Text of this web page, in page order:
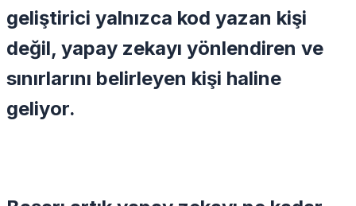
geliştirici yalnızca kod yazan kişi
değil, yapay zekayı yönlendiren ve
sınırlarını belirleyen kişi haline
geliyor.